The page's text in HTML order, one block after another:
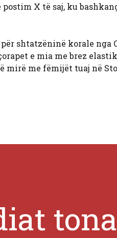
X të saj, ku
shtatzëninë korale nga
e mia me brez
mirë me fëmijët tuaj në
tona